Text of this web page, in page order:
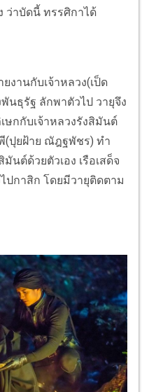
ว่าบัดนี้ ทรรศิกาได้
งานกับเจ้าหลวง(เป็ด
ธุรัฐ ลักพาตัวไป วายุจึง
กกับเจ้าหลวงรังสิมันต์
(ปุยฝ้าย ณัฎฐพัชร) ทำ
นต์ด้วยตัวเอง เรือเสด็จ
ปกาสิก โดยมีวายุติดตาม